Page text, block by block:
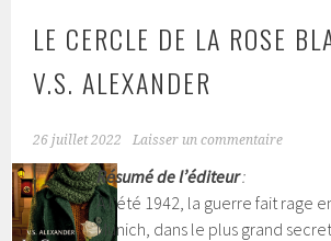
LE CERCLE DE LA ROSE
V.S. ALEXANDER
26 juillet 2022 Laisser un commentaire
Résumé de l’éditeur:
À l’été 1942, la guerre fait rage
Munich, dans le plus grand